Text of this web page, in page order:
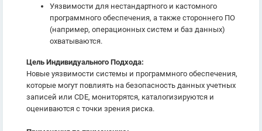
Уязвимости для нестандартного и кастомного
программного обеспечения, а также стороннего ПО
(например, операционных систем и баз данных)
охватываются.
Цель Индивидуального Подхода:
Новые уязвимости системы и программного обеспечения,
которые могут повлиять на безопасность данных учетных
записей или CDE, мониторятся, каталогизируются и
оцениваются с точки зрения риска.